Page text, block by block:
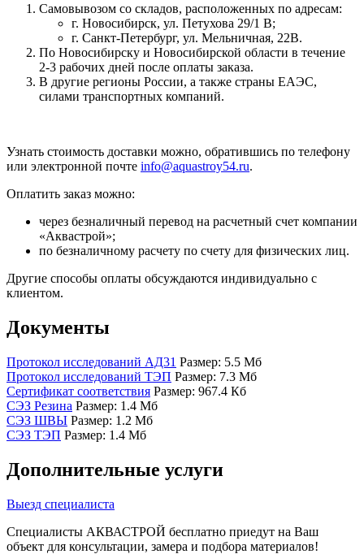
Самовывозом со складов, расположенных по адресам:
г. Новосибирск, ул. Петухова 29/1 В;
г. Санкт-Петербург, ул. Мельничная, 22В.
По Новосибирску и Новосибирской области в течение
2-3 рабочих дней после оплаты заказа.
В другие регионы России, а также страны ЕАЭС,
силами транспортных компаний.
Узнать стоимость доставки можно, обратившись по телефону
или электронной почте info@aquastroy54.ru.
Оплатить заказ можно:
через безналичный перевод на расчетный счет компании
«Аквастрой»;
по безналичному расчету по счету для физических лиц.
Другие способы оплаты обсуждаются индивидуально с
клиентом.
Документы
Протокол исследований АД31 Размер: 5.5 Мб
Протокол исследований ТЭП Размер: 7.3 Мб
Сертификат соответствия Размер: 967.4 Кб
СЭЗ Резина Размер: 1.4 Мб
СЭЗ ШВЫ Размер: 1.2 Мб
СЭЗ ТЭП Размер: 1.4 Мб
Дополнительные услуги
Выезд специалиста
Специалисты АКВАСТРОЙ бесплатно приедут на Ваш
объект для консультации, замера и подбора материалов!